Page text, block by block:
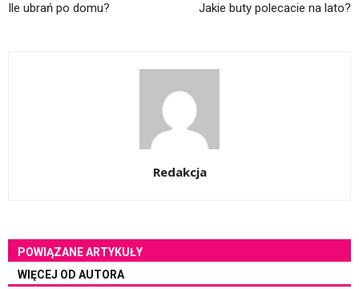
Ile ubrań po domu? Jakie buty polecacie na lato?
Redakcja
POWIĄZANE ARTYKUŁY
WIĘCEJ OD AUTORA